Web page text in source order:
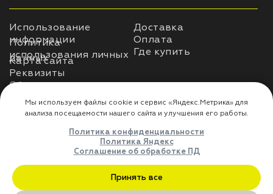
Использование
Политика
данных
Карта сайта
Реквизиты
Оферта
Доставка
Оплата
Где купить
Преимущества
сотрудничества
Мы используем файлы cookie и сервис «Яндекс.Метрика»
анализа посещаемости нашего сайта и улучшения его